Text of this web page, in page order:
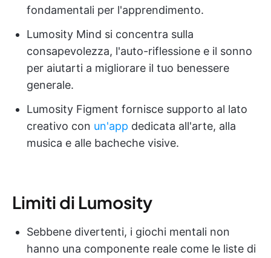
fondamentali per l'apprendimento.
Lumosity Mind si concentra sulla
consapevolezza, l'auto-riflessione e il sonno
per aiutarti a migliorare il tuo benessere
generale.
Lumosity Figment fornisce supporto al lato
creativo con un'app dedicata all'arte, alla
musica e alle bacheche visive.
Limiti di Lumosity
Sebbene divertenti, i giochi mentali non
hanno una componente reale come le liste di